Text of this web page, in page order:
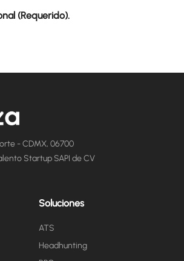
(Requerido).
- CDMX, 06700
Startup SAPI de CV
Soluciones
ATS
Headhunting